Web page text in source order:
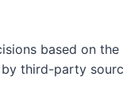
based on
third-party